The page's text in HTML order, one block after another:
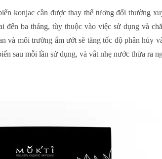
konjac cần được thay thế tương đối thường
đến ba tháng, tùy thuộc vào việc sử dụng và
và môi trường ẩm ướt sẽ tăng tốc độ phân hủy
sau mỗi lần sử dụng, và vắt nhẹ nước thừa ra